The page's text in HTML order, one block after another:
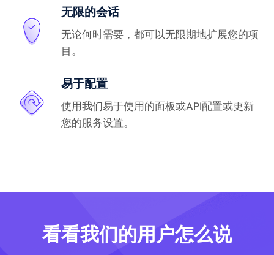
无限的会话
无论何时需要，都可以无限期地扩展您的项
目。
易于配置
使用我们易于使用的面板或API配置或更新
您的服务设置。
看看我们的用户怎么说